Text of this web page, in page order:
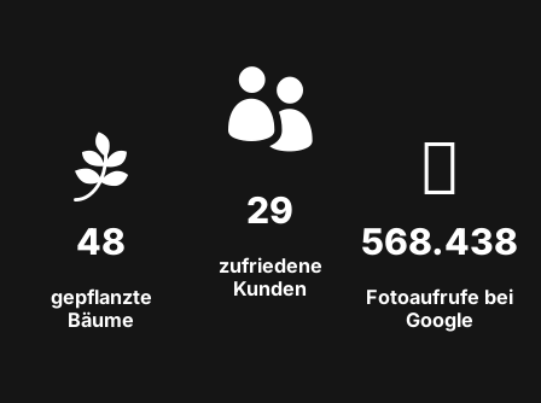

48
gepflanzte
Bäume

29
zufriedene
Kunden

568.438
Fotoaufrufe bei
Google